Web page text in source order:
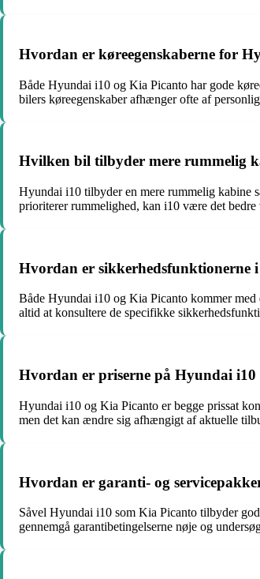
Hvordan er køreegenskaberne for
Både Hyundai i10 og Kia Picanto har gode
bilers køreegenskaber afhænger ofte af
Hvilken bil tilbyder mere rummelig
Hyundai i10 tilbyder en mere rummelig kabine
prioriterer rummelighed, kan i10 være det bedre
Hvordan er sikkerhedsfunktionerne
Både Hyundai i10 og Kia Picanto kommer med
altid at konsultere de specifikke
Hvordan er priserne på Hyundai i10
Hyundai i10 og Kia Picanto er begge prissat
men det kan ændre sig afhængigt af aktuelle
Hvordan er garanti- og
Såvel Hyundai i10 som Kia Picanto tilbyder
gennemgå garantibetingelserne nøje og